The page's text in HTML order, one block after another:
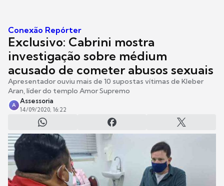
Conexão Repórter
Exclusivo: Cabrini mostra
investigação sobre médium
acusado de cometer abusos sexuais
Apresentador ouviu mais de 10 supostas vítimas de Kleber
Aran, líder do templo Amor Supremo
A
Assessoria
14/09/2020, 16:22